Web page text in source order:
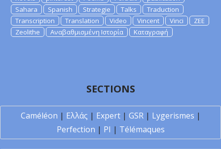
Sahara
Spanish Strategie Talks
Traduction
Transcription
Translation Video Vincent Vinci
ZEE
Zeolithe
Αναβαθμισμένη Ιστορία Καταγραφή
SECTIONS
Caméléon | Ελλάς | Expert| GSR| Lygerismes |
Perfection | PI | Télémaques